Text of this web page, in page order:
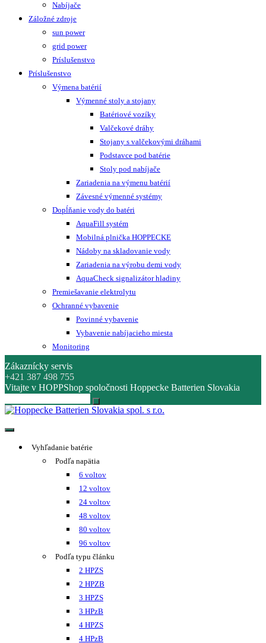
Nabíjače
Záložné zdroje
sun power
grid power
Príslušenstvo
Príslušenstvo
Výmena batérií
Výmenné stoly a stojany
Batériové vozíky
Valčekové dráhy
Stojany s valčekovými dráhami
Podstavce pod batérie
Stoly pod nabíjače
Zariadenia na výmenu batérií
Závesné výmenné systémy
Dopĺňanie vody do batéri
AquaFill systém
Mobilná plnička HOPPECKE
Nádoby na skladovanie vody
Zariadenia na výrobu demi vody
AquaCheck signalizátor hladiny
Premiešavanie elektrolytu
Ochranné vybavenie
Povinné vybavenie
Vybavenie nabíjacieho miesta
Monitoring
Zákaznícky servis
+421 387 498 755
Vitajte v HOPPShop spoločnosti Hoppecke Batterien Slovakia
Hoppecke Batterien Slovakia spol. s r.o.
Online B2B konfigurátor HOPPECKE
Vyhľadanie batérie
Podľa napätia
6 voltov
12 voltov
24 voltov
48 voltov
80 voltov
96 voltov
Podľa typu článku
2 HPZS
2 HPZB
3 HPZS
3 HPzB
4 HPZS
4 HPzB